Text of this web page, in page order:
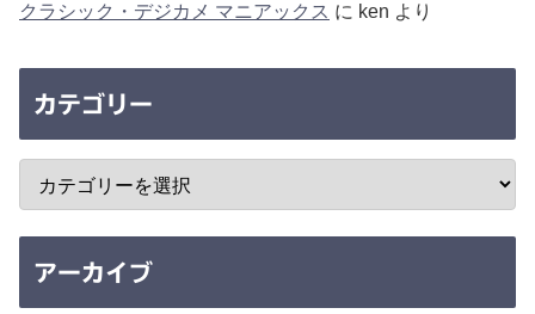
クラシック・デジカメ マニアックス に ken より
カテゴリー
アーカイブ